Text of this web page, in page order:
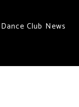
Dance Club News